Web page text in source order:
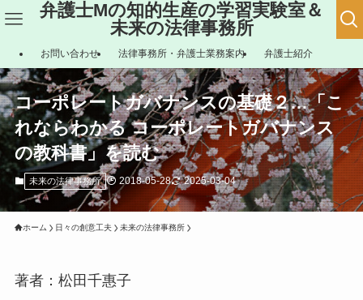
弁護士Mの知的生産の学習実験室＆
未来の法律事務所
お問い合わせ 法律事務所・弁護士業務案内 弁護士紹介
コーポレートガバナンスの基礎２…「こ
れならわかる コーポレートガバナンス
の教科書」を読む
未来の法律事務所 2018-05-28 2025-03-04
ホーム 日々の創意工夫 未来の法律事務所
著者：松田千惠子